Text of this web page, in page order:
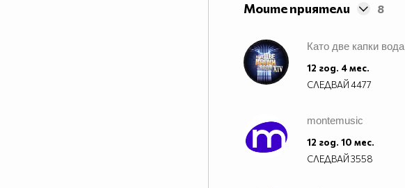
Моите приятели 8
Като две капки вода
12 год. 4 мес.
СЛЕДВАЙ4477
montemusic
12 год. 10 мес.
СЛЕДВАЙ3558